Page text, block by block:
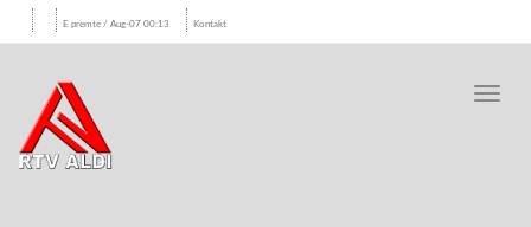
E premte / Aug-07 00:13 Kontakt